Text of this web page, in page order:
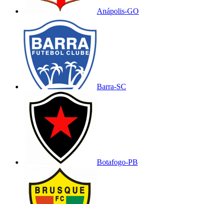
Anápolis-GO
Barra-SC
Botafogo-PB